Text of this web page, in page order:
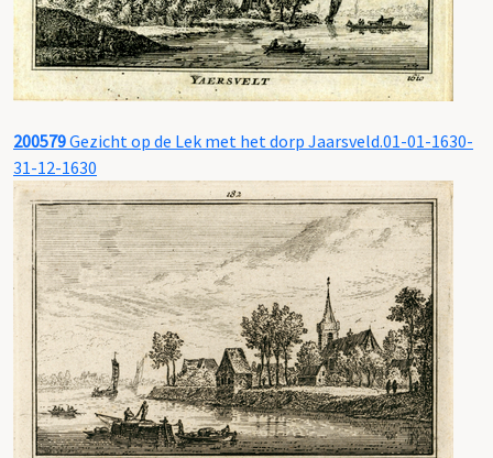
200579Gezicht op de Lek met het dorp Jaarsveld.01-01-1630-
31-12-1630